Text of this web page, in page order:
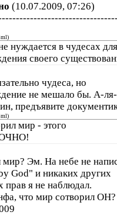
(10.07.2009, 07:26)
)
нуждается в чудесах для
своего
чудеса, но
не мешало бы. А-ля-
предъявите
)
мир - этого
мир? Эм. На небе не
God" и никаких других
прав я не наблюдал.
что мир сотворил ОН?